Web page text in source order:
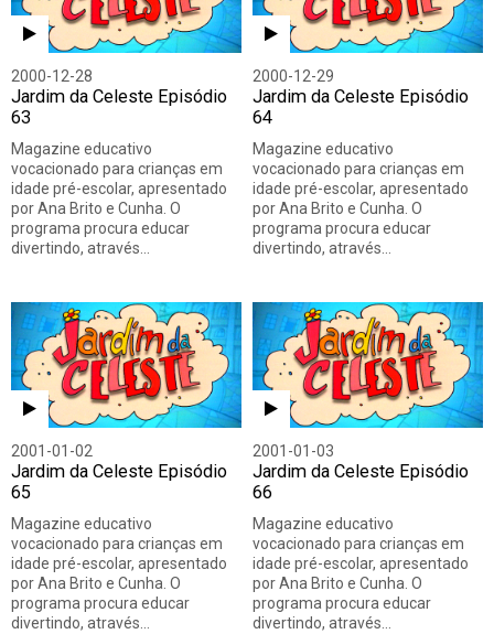
2000-12-28
Jardim da Celeste Episódio
63
Magazine educativo
vocacionado para crianças em
idade pré-escolar, apresentado
por Ana Brito e Cunha. O
programa procura educar
divertindo, através…
2000-12-29
Jardim da Celeste Episódio
64
Magazine educativo
vocacionado para crianças em
idade pré-escolar, apresentado
por Ana Brito e Cunha. O
programa procura educar
divertindo, através…
2001-01-02
Jardim da Celeste Episódio
65
Magazine educativo
vocacionado para crianças em
idade pré-escolar, apresentado
por Ana Brito e Cunha. O
programa procura educar
divertindo, através…
2001-01-03
Jardim da Celeste Episódio
66
Magazine educativo
vocacionado para crianças em
idade pré-escolar, apresentado
por Ana Brito e Cunha. O
programa procura educar
divertindo, através…